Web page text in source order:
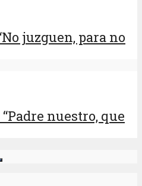
juzguen, para no
nuestro, que